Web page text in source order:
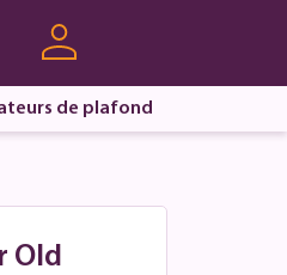
de plafond
Old